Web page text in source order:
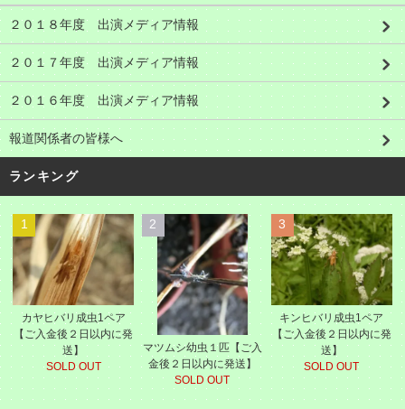
２０１８年度 出演メディア情報
２０１７年度 出演メディア情報
２０１６年度 出演メディア情報
報道関係者の皆様へ
ランキング
1
カヤヒバリ成虫1ペア
【ご入金後２日以内に発
送】
SOLD OUT
2
マツムシ幼虫１匹【ご入
金後２日以内に発送】
SOLD OUT
3
キンヒバリ成虫1ペア
【ご入金後２日以内に発
送】
SOLD OUT